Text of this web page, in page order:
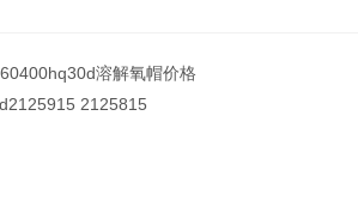
溶解氧帽价格
2125815